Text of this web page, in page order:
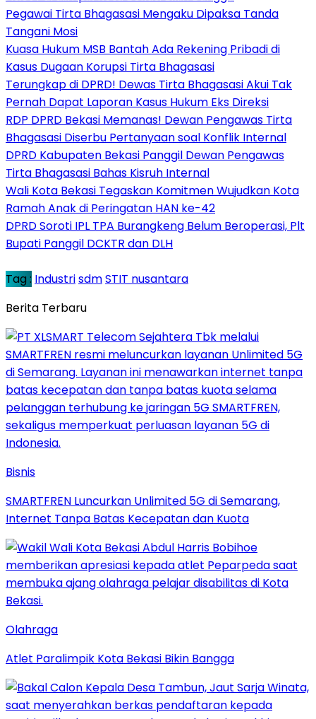
Pegawai Tirta Bhagasasi Mengaku Dipaksa Tanda
Tangani Mosi
Kuasa Hukum MSB Bantah Ada Rekening Pribadi di
Kasus Dugaan Korupsi Tirta Bhagasasi
Terungkap di DPRD! Dewas Tirta Bhagasasi Akui Tak
Pernah Dapat Laporan Kasus Hukum Eks Direksi
RDP DPRD Bekasi Memanas! Dewan Pengawas Tirta
Bhagasasi Diserbu Pertanyaan soal Konflik Internal
DPRD Kabupaten Bekasi Panggil Dewan Pengawas
Tirta Bhagasasi Bahas Kisruh Internal
Wali Kota Bekasi Tegaskan Komitmen Wujudkan Kota
Ramah Anak di Peringatan HAN ke-42
DPRD Soroti IPL TPA Burangkeng Belum Beroperasi, Plt
Bupati Panggil DCKTR dan DLH
Tag : IndustrisdmSTIT nusantara
Berita Terbaru
Bisnis
SMARTFREN Luncurkan Unlimited 5G di Semarang,
Internet Tanpa Batas Kecepatan dan Kuota
Olahraga
Atlet Paralimpik Kota Bekasi Bikin Bangga